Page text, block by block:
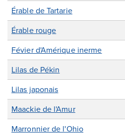
Érable de Tartarie
Érable rouge
Févier d'Amérique inerme
Lilas de Pékin
Lilas japonais
Maackie de l'Amur
Marronnier de l'Ohio